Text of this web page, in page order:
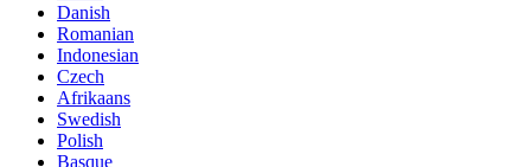
Danish
Romanian
Indonesian
Czech
Afrikaans
Swedish
Polish
Basque